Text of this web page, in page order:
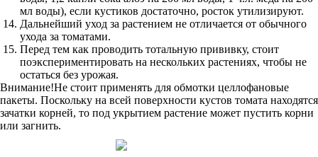
мл воды), если кустиков достаточно, росток утилизируют.
Дальнейший уход за растением не отличается от обычного
ухода за томатами.
Перед тем как проводить тотальную прививку, стоит
поэкспериментировать на нескольких растениях, чтобы не
остаться без урожая.
Внимание!Не стоит применять для обмотки целлофановые
пакеты. Поскольку на всей поверхности кустов томата находятся
зачатки корней, то под укрытием растение может пустить корни
или загнить.